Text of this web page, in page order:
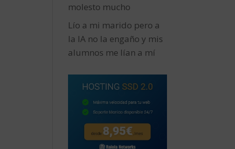
molesto mucho
Lío a mi marido pero a
la IA no la engaño y mis
alumnos me lían a mí